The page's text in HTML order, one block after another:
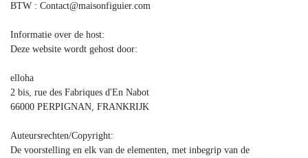
BTW : Contact@maisonfiguier.com
Informatie over de host:
Deze website wordt gehost door:
elloha
2 bis, rue des Fabriques d'En Nabot
66000 PERPIGNAN, FRANKRIJK
Auteursrechten/Copyright:
De voorstelling en elk van de elementen, met inbegrip van de